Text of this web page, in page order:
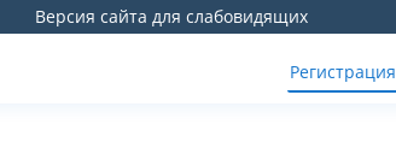
Версия сайта для слабовидящих
Регистрация